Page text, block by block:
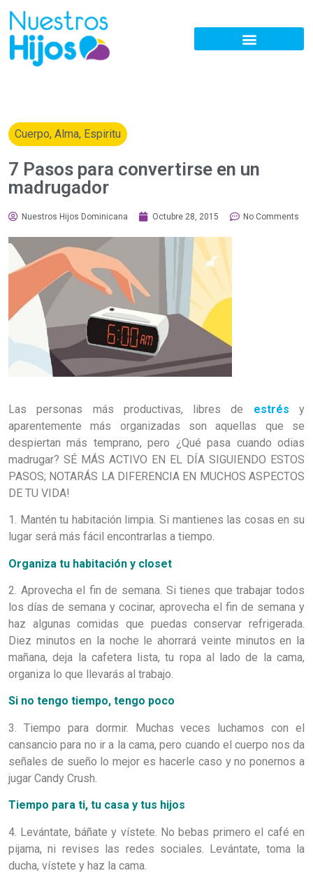
Cuerpo, Alma, Espiritu
7 Pasos para convertirse en un
madrugador
Nuestros Hijos Dominicana Octubre 28, 2015 No Comments
Las personas más productivas, libres de estrés y
aparentemente más organizadas son aquellas que se
despiertan más temprano, pero ¿Qué pasa cuando odias
madrugar? SÉ MÁS ACTIVO EN EL DÍA SIGUIENDO ESTOS
PASOS; NOTARÁS LA DIFERENCIA EN MUCHOS ASPECTOS
DE TU VIDA!
1. Mantén tu habitación limpia. Si mantienes las cosas en su
lugar será más fácil encontrarlas a tiempo.
Organiza tu habitación y closet
2. Aprovecha el fin de semana. Si tienes que trabajar todos
los días de semana y cocinar, aprovecha el fin de semana y
haz algunas comidas que puedas conservar refrigerada.
Diez minutos en la noche le ahorrará veinte minutos en la
mañana, deja la cafetera lista, tu ropa al lado de la cama,
organiza lo que llevarás al trabajo.
Si no tengo tiempo, tengo poco
3. Tiempo para dormir. Muchas veces luchamos con el
cansancio para no ir a la cama, pero cuando el cuerpo nos da
señales de sueño lo mejor es hacerle caso y no ponernos a
jugar Candy Crush.
Tiempo para ti, tu casa y tus hijos
4. Levántate, báñate y vístete. No bebas primero el café en
pijama, ni revises las redes sociales. Levántate, toma la
ducha, vístete y haz la cama.